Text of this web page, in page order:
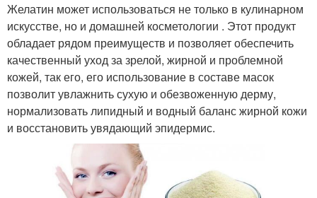
Желатин может использоваться не только в кулинарном
искусстве, но и домашней косметологии . Этот продукт
обладает рядом преимуществ и позволяет обеспечить
качественный уход за зрелой, жирной и проблемной
кожей, так его, его использование в составе масок
позволит увлажнить сухую и обезвоженную дерму,
нормализовать липидный и водный баланс жирной кожи
и восстановить увядающий эпидермис.